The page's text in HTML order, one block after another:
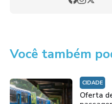
Você também
CIDADE
Oferta